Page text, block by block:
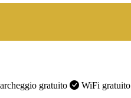
gratuito WiFi gratuito